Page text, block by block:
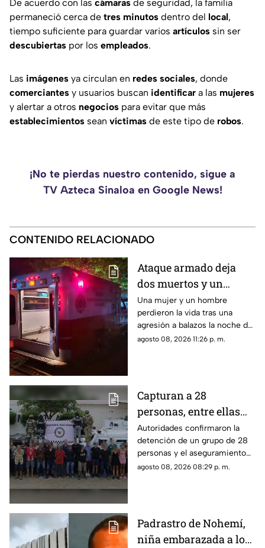
De acuerdo con las cámaras de seguridad, la familia
permaneció cerca de tres minutos dentro del local,
tiempo suficiente para guardar varios artículos sin ser
descubiertas por los empleados.
Las imágenes ya circulan en redes sociales, donde
comerciantes y usuarios buscan identificar a las mujeres
y alertar a otros negocios para evitar que más
establecimientos sean víctimas de este tipo de robos.
¡No te pierdas nuestro contenido, sigue a
TV Azteca Sinaloa en Google News!
CONTENIDO RELACIONADO
Ataque armado deja
dos muertos y un
herido en la
sindicatura de Villa
Unión, Mazatlán
Una mujer y un hombre
perdieron la vida tras una
agresión a balazos la noche de
este sábado; un joven de 26
agosto 08, 2026 11:26 p. m.
Capturan a 28
personas, entre ellas
mujeres, con un
arsenal en El Roble,
Mazatlán
Autoridades confirmaron la
detención de un grupo de 28
personas y el aseguramiento
de armas de fuego largas, en la
agosto 08, 2026 08:29 p. m.
Padrastro de Nohemí,
niña embarazada a los